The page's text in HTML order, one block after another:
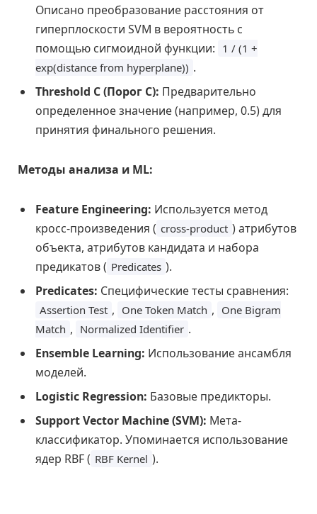
Описано преобразование расстояния от
гиперплоскости SVM в вероятность с
помощью сигмоидной функции: 1 / (1 +
exp(distance from hyperplane)) .
Threshold C (Порог C): Предварительно
определенное значение (например, 0.5) для
принятия финального решения.
Методы анализа и ML:
Feature Engineering: Используется метод
кросс-произведения ( cross-product ) атрибутов
объекта, атрибутов кандидата и набора
предикатов ( Predicates ).
Predicates: Специфические тесты сравнения:
Assertion Test , One Token Match , One Bigram
Match , Normalized Identifier .
Ensemble Learning: Использование ансамбля
моделей.
Logistic Regression: Базовые предикторы.
Support Vector Machine (SVM): Мета-
классификатор. Упоминается использование
ядер RBF ( RBF Kernel ).